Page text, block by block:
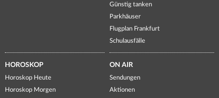
Günstig tanken
Parkhäuser
Flugplan Frankfurt
Schulausfälle
HOROSKOP
Horoskop Heute
Horoskop Morgen
ON AIR
Sendungen
Aktionen